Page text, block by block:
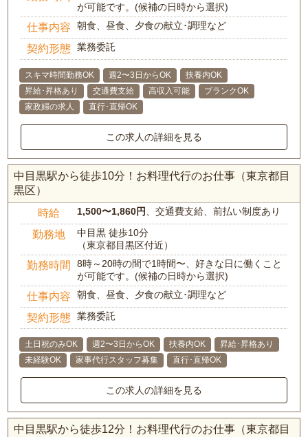
が可能です。(候補の日時から選択)
仕事内容 朝食、昼食、夕食の献立･調理など
契約形態 業務委託
スキマ時間勤務OK 週2〜3日からOK
扶養内OK
昇給･昇格あり
交通費支給 高収入可能
ブランクOK
家政婦の求人
直行･直帰OK
この求人の詳細を見る
中目黒駅から徒歩10分！お料理代行のお仕事（東京都目
黒区）
時給 1,500〜1,860円、交通費支給、前払い制度あり
勤務地
中目黒 徒歩10分
（東京都目黒区付近）
勤務時間
8時～20時の間で1時間〜、好きな日に働くこと
が可能です。(候補の日時から選択)
仕事内容 朝食、昼食、夕食の献立･調理など
契約形態 業務委託
土日祝のみOK 週2〜3日からOK 扶養内OK
昇給･昇格あり
未経験OK
家事代行スタッフ募集 直行･直帰OK
この求人の詳細を見る
中目黒駅から徒歩12分！お料理代行のお仕事（東京都目